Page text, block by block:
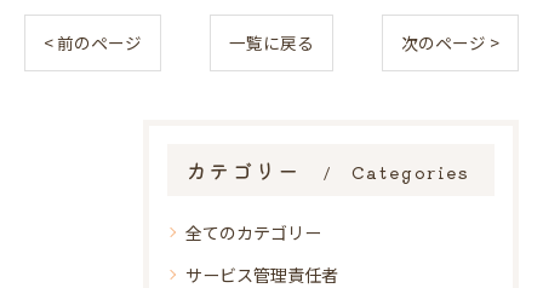
< 前のページ 一覧に戻る 次のページ >
カテゴリー Categories
全てのカテゴリー
サービス管理責任者